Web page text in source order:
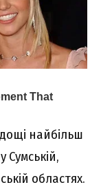
найбільш
Сумській,
областях.